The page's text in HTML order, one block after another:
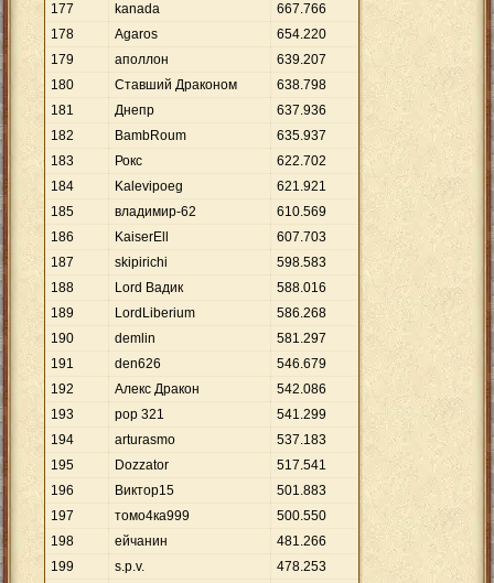
177
kanada 667.766
178
Agaros 654.220
179
аполлон 639.207
180
Ставший Драконом 638.798
181
Днепр 637.936
182
BambRoum 635.937
183
Рокс 622.702
184
Kalevipoeg 621.921
185
владимир-62 610.569
186
KaiserEll 607.703
187
skipirichi 598.583
188
Lord Вадик 588.016
189
LordLiberium 586.268
190
demlin 581.297
191
den626 546.679
192
Алекс Дракон 542.086
193
pop 321 541.299
194
arturasmo 537.183
195
Dozzator 517.541
196
Виктор15 501.883
197
томо4ка999 500.550
198
ейчанин 481.266
199
s.p.v. 478.253